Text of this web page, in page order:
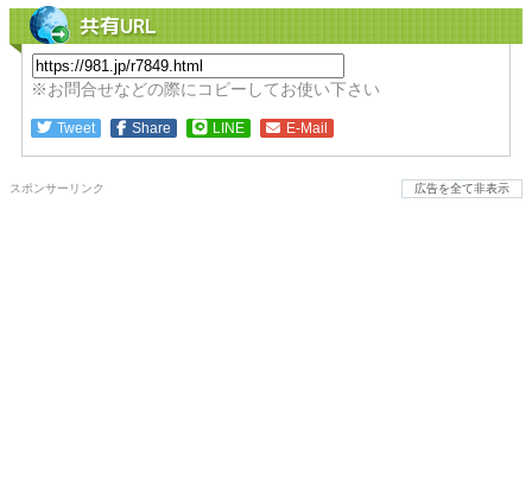
共有URL
※お問合せなどの際にコピーしてお使い下さい
Tweet Share LINE E-Mail
スポンサーリンク 広告を全て非表示